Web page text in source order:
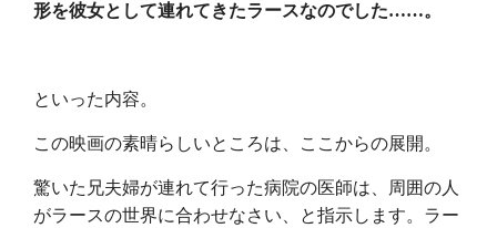
形を彼女として連れてきたラースなのでした……。
といった内容。
この映画の素晴らしいところは、ここからの展開。
驚いた兄夫婦が連れて行った病院の医師は、周囲の人
がラースの世界に合わせなさい、と指示します。ラー